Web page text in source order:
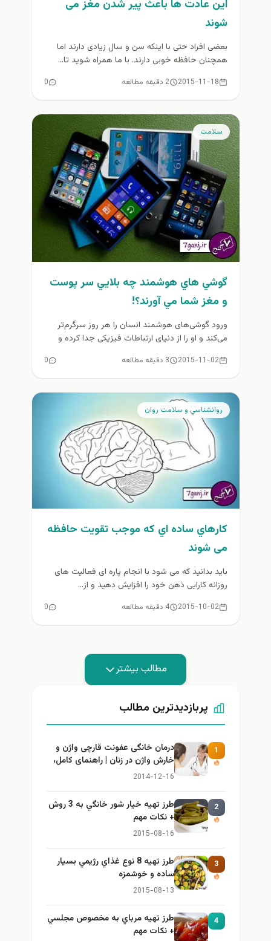
این عادت ها باعث پیر شدن مغز می
شوند
بعضی افراد حتی با اینکه سن و سال زیادی دارند اما
همچنان حافظه خوبی دارند. با ما همراه شوید تا...
2015-11-18 2 دقیقه مطالعه 0
سلامت
گوشي هاي هوشمند چه بلايي سر پوست
و مغز شما مي آورند؟!
ورود گوشی‌های هوشمند انسان را هر روز سرگرم‌تر
می‌کند و او را از دنیای ارتباطات فیزیکی جدا کرده و
2015-11-02 3 دقیقه مطالعه 0
روانشناسي و سلامت روان
كارهاي ساده اي که موجب تقویت حافظه
می شوند
باید بدانید که می شود با انجام پاره ای فعالیت های
روزانه کارایی ذهن خود را افزایش دهید و از...
2015-10-02 4 دقیقه مطالعه 0
مطالب بیشتر
پربازدیدترین مطالب
1
درمان خانگی عفونت قارچی واژن و
خارش واژن در زنان | راهنمای کامل،
ایمن و کاربردی
2014-12-16
2
طرز تهيه خیار شور خانگي به 3 روش
+ نكات مهم
2015-08-16
3
طرز تهيه 8 نوع غذاي رژيمي بسيار
ساده و خوشمزه
2015-08-13
4
طرز تهيه مرباي به مخصوص مجلسي
+ نكات مهم